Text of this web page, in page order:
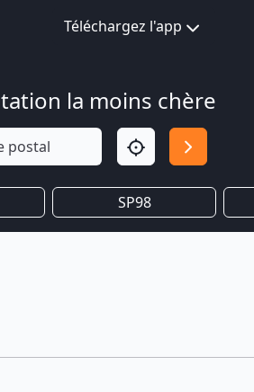
Téléchargez l'app
la moins chère
SP98